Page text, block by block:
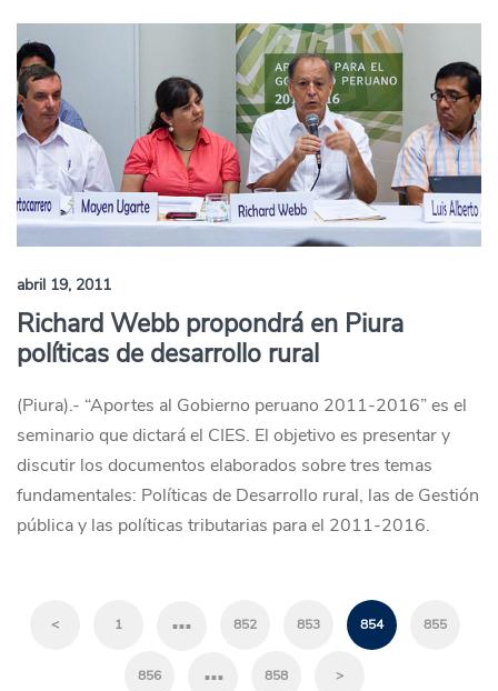
abril 19, 2011
Richard Webb propondrá en Piura
políticas de desarrollo rural
(Piura).- “Aportes al Gobierno peruano 2011-2016” es el
seminario que dictará el CIES. El objetivo es presentar y
discutir los documentos elaborados sobre tres temas
fundamentales: Políticas de Desarrollo rural, las de Gestión
pública y las políticas tributarias para el 2011-2016.
< 1 … 852 853 854 855
856 … 858 >